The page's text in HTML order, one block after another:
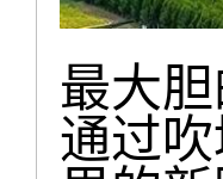
最大
通过